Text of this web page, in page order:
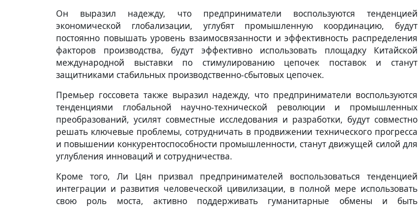
Он выразил надежду, что предприниматели воспользуются тенденцией
экономической глобализации, углубят промышленную координацию, будут
постоянно повышать уровень взаимосвязанности и эффективность распределения
факторов производства, будут эффективно использовать площадку Китайской
международной выставки по стимулированию цепочек поставок и станут
защитниками стабильных производственно-сбытовых цепочек.
Премьер госсовета также выразил надежду, что предприниматели воспользуются
тенденциями глобальной научно-технической революции и промышленных
преобразований, усилят совместные исследования и разработки, будут совместно
решать ключевые проблемы, сотрудничать в продвижении технического прогресса
и повышении конкурентоспособности промышленности, станут движущей силой для
углубления инноваций и сотрудничества.
Кроме того, Ли Цян призвал предпринимателей воспользоваться тенденцией
интеграции и развития человеческой цивилизации, в полной мере использовать
свою роль моста, активно поддерживать гуманитарные обмены и быть